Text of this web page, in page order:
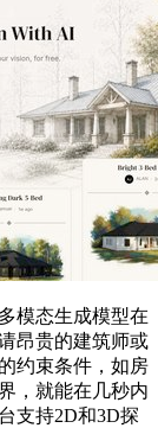
模态生成模型在
昂贵的建筑师或
约束条件，如房
，就能在几秒内
支持2D和3D探